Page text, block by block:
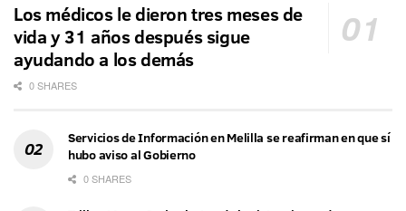
Los médicos le dieron tres meses de
vida y 31 años después sigue
ayudando a los demás
0 SHARES
Servicios de Información en Melilla se reafirman en que sí
hubo aviso al Gobierno
0 SHARES